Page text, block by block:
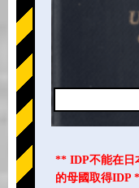
** IDP不能在日
的母國取得IDP